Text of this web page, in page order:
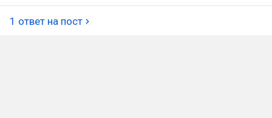
1 ответ на пост